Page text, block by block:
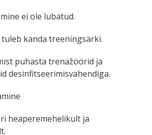
ei ole lubatud.
tuleb kanda treeningsärki.
puhasta trenažöörid ja
desinfitseerimisvahendiga.
heaperemehelikult ja